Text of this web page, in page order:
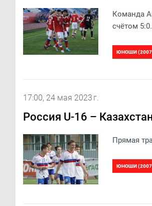
Команда
счётом 5:0.
ЮНОШИ
17:00, 24 мая 2023 г.
Россия U-16 –
Прямая
ЮНОШИ